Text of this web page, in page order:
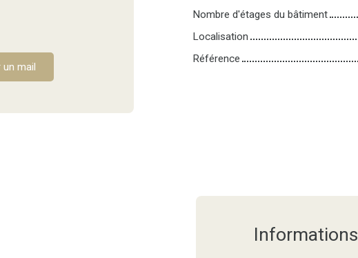
un mail
Nombre d'étages du bâtiment
Localisation
Référence
Informations